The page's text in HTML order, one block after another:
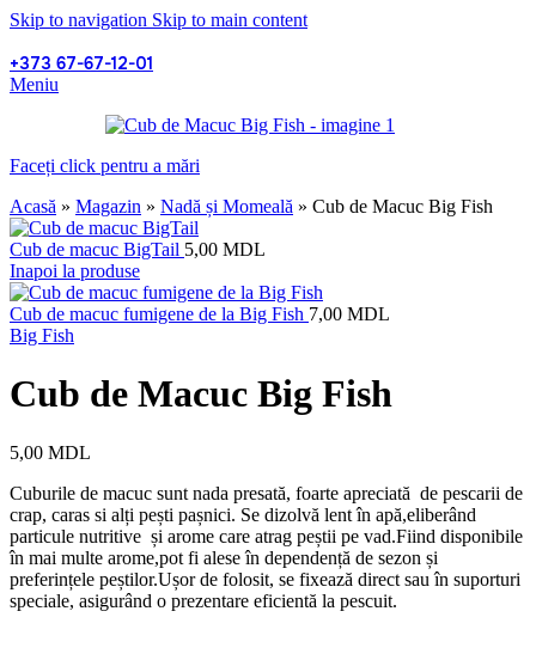
Skip to navigation Skip to main content
+373 67-67-12-01
Meniu
Faceți click pentru a mări
Acasă » Magazin » Nadă și Momeală » Cub de Macuc Big Fish
Cub de macuc BigTail 5,00 MDL
Inapoi la produse
Cub de macuc fumigene de la Big Fish 7,00 MDL
Big Fish
Cub de Macuc Big Fish
5,00 MDL
Cuburile de macuc sunt nada presată, foarte apreciată de pescarii de
crap, caras si alți pești pașnici. Se dizolvă lent în apă,eliberând
particule nutritive și arome care atrag peștii pe vad.Fiind disponibile
în mai multe arome,pot fi alese în dependență de sezon și
preferințele peștilor.Ușor de folosit, se fixează direct sau în suporturi
speciale, asigurând o prezentare eficientă la pescuit.